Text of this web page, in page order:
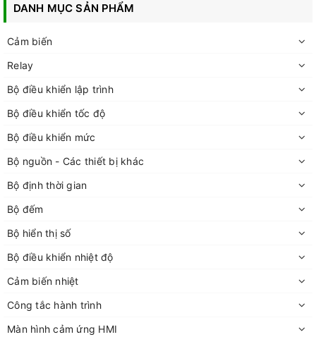
bộ đếm chỉ với một đơn vị (cho dòng có 2 ngõ vào (2-stage)).
DANH MỤC SẢN PHẨM
Cảm biến
Relay
Bộ điều khiển lập trình
Bộ điều khiển tốc độ
Bộ điều khiển mức
Bộ nguồn - Các thiết bị khác
Bộ định thời gian
Bộ đếm
Bộ hiển thị số
Bộ điều khiển nhiệt độ
Cảm biến nhiệt
Công tắc hành trình
Màn hình cảm ứng HMI